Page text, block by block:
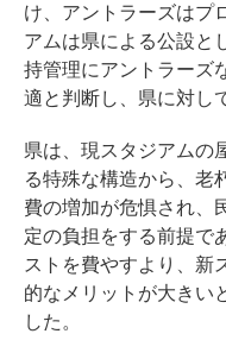
け、アントラーズはプ
アムは県による公設と
持管理にアントラーズ
適と判断し、県に対し
県は、現スタジアムの
る特殊な構造から、老
費の増加が危惧され、
定の負担をする前提で
ストを費やすより、新
的なメリットが大きい
した。